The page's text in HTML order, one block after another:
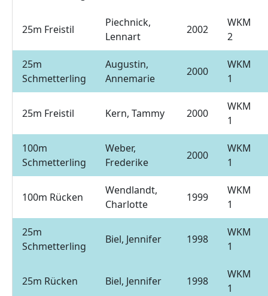
25m Freistil
Piechnick,
Lennart
2002
WKM
2
25m
Schmetterling
Augustin,
Annemarie
2000
WKM
1
25m Freistil Kern, Tammy 2000
WKM
1
100m
Schmetterling
Weber,
Frederike
2000
WKM
1
100m Rücken
Wendlandt,
Charlotte
1999
WKM
1
25m
Schmetterling
Biel, Jennifer 1998
WKM
1
25m Rücken Biel, Jennifer 1998
WKM
1